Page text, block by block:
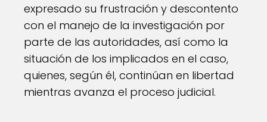
expresado su frustración y descontento
con el manejo de la investigación por
parte de las autoridades, así como la
situación de los implicados en el caso,
quienes, según él, continúan en libertad
mientras avanza el proceso judicial.